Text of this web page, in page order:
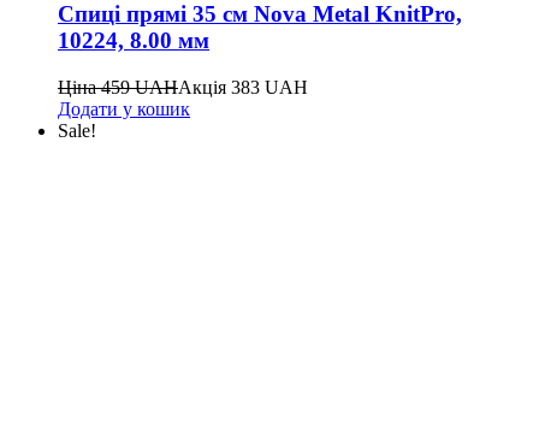
Спиці прямі 35 см Nova Metal KnitPro,
10224, 8.00 мм
Ціна459UAHАкція 383 UAH
Додати у кошик
Sale!